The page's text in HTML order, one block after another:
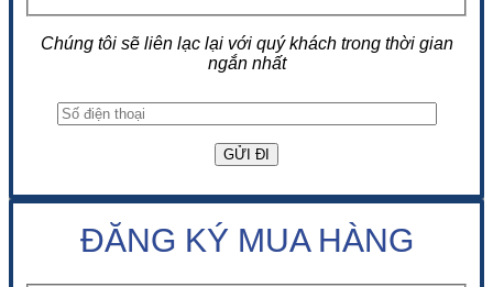
Chúng tôi sẽ liên lạc lại với quý khách trong thời gian
ngắn nhất
ĐĂNG KÝ MUA HÀNG